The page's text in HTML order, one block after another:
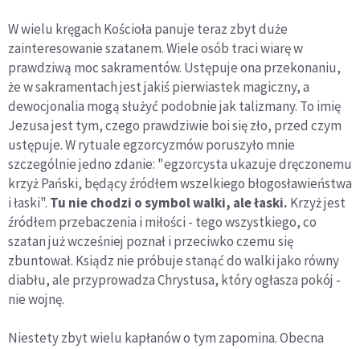
W wielu kręgach Kościoła panuje teraz zbyt duże
zainteresowanie szatanem. Wiele osób traci wiarę w
prawdziwą moc sakramentów. Ustępuje ona przekonaniu,
że w sakramentach jest jakiś pierwiastek magiczny, a
dewocjonalia mogą służyć podobnie jak talizmany. To imię
Jezusa jest tym, czego prawdziwie boi się zło, przed czym
ustępuje. W rytuale egzorcyzmów poruszyło mnie
szczególnie jedno zdanie: "egzorcysta ukazuje dręczonemu
krzyż Pański, będący źródłem wszelkiego błogosławieństwa
i łaski". Tu nie chodzi o symbol walki, ale łaski. Krzyż jest
źródłem przebaczenia i miłości - tego wszystkiego, co
szatan już wcześniej poznał i przeciwko czemu się
zbuntował. Ksiądz nie próbuje stanąć do walki jako równy
diabłu, ale przyprowadza Chrystusa, który ogłasza pokój -
nie wojnę.
Niestety zbyt wielu kapłanów o tym zapomina. Obecna